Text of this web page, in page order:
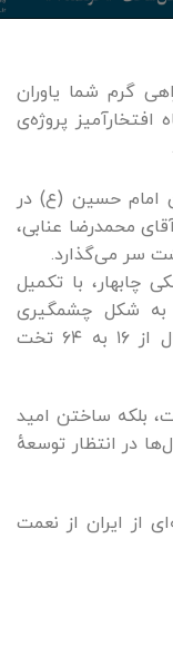
گرم شما یاوران
پروژه‌ی
امام حسین (ع) در
محمدرضا عنابی،
سر می‌گذارد.
چابهار، با تکمیل
به شکل چشمگیری
ارتقاء خواهد یافت؛ تعداد تخت‌های فعال از ۱۶ به ۶۴ تخت
بلکه ساختن امید
در انتظار توسعهٔ
از ایران از نعمت